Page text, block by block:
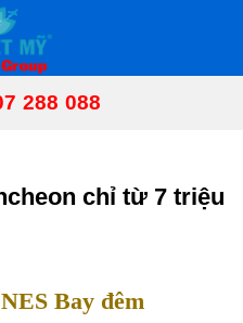
288 088
chỉ từ 7 triệu
Bay đêm